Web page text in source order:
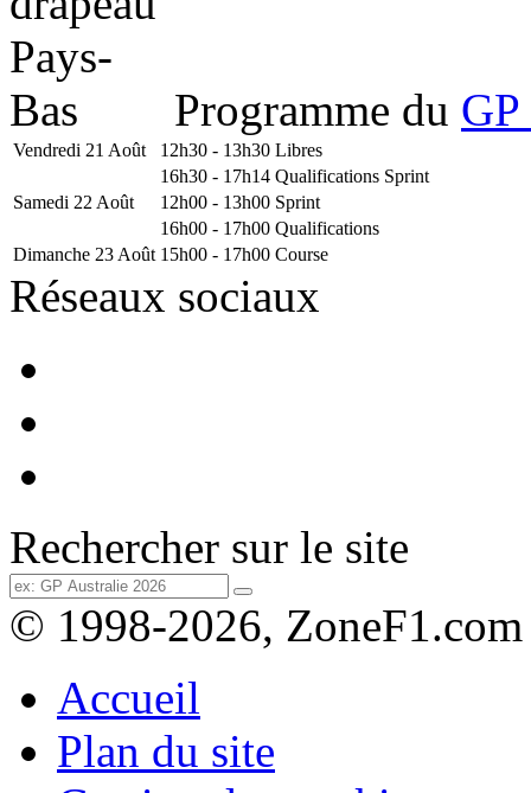
Programme du
Vendredi 21 Août 12h30 - 13h30 Libres
16h30 - 17h14 Qualifications Sprint
Samedi 22 Août
12h00 - 13h00 Sprint
16h00 - 17h00 Qualifications
Dimanche 23 Août 15h00 - 17h00 Course
Réseaux sociaux
Rechercher sur le site
© 1998-2026, ZoneF1.com
Accueil
Plan du site